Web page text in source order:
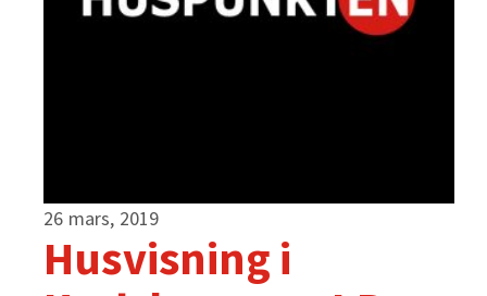
26 mars, 2019
Husvisning i